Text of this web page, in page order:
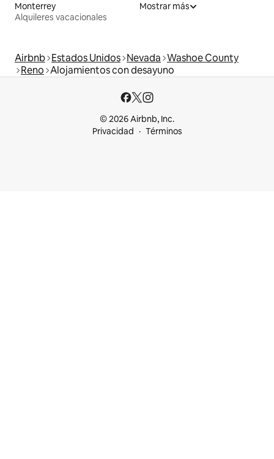
Monterrey
Alquileres vacacionales
Mostrar más
Airbnb Estados Unidos Nevada Washoe County
Reno Alojamientos con desayuno
© 2026 Airbnb, Inc.
Privacidad
Términos